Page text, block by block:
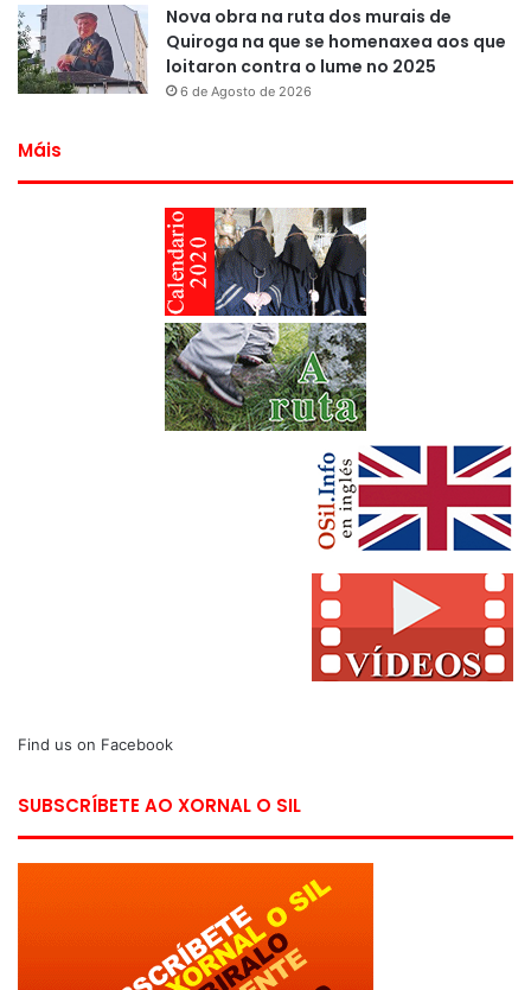
Nova obra na ruta dos murais de
Quiroga na que se homenaxea aos que
loitaron contra o lume no 2025
6 de Agosto de 2026
Máis
Find us on Facebook
SUBSCRÍBETE AO XORNAL O SIL